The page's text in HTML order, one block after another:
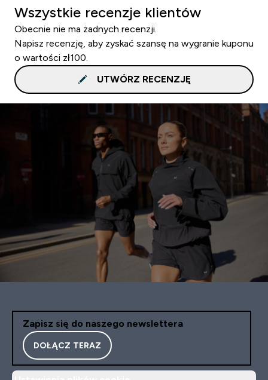
Wszystkie recenzje klientów
Obecnie nie ma żadnych recenzji.
Napisz recenzję, aby zyskać szansę na wygranie kuponu
o wartości zł100.
UTWÓRZ RECENZJĘ
Zapisz się do naszego newslettera
DOŁĄCZ TERAZ